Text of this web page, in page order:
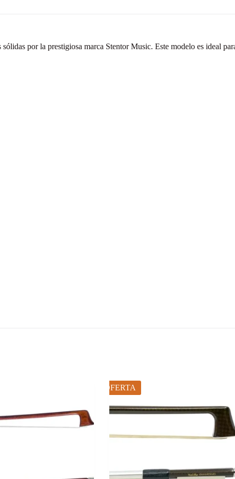
por la prestigiosa marca Stentor Music. Este modelo es ideal
OFERTA